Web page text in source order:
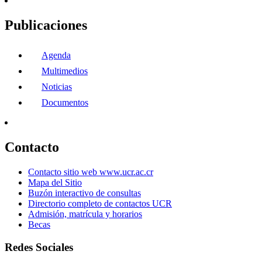
Publicaciones
Agenda
Multimedios
Noticias
Documentos
Contacto
Contacto sitio web www.ucr.ac.cr
Mapa del Sitio
Buzón interactivo de consultas
Directorio completo de contactos UCR
Admisión, matrícula y horarios
Becas
Redes Sociales